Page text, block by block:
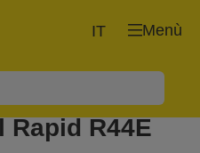
Menù
IT
Rapid R44E